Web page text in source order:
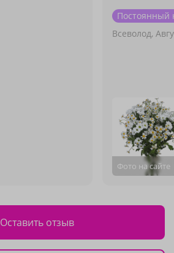
Постоянный
Всеволод,
Фото на сайте
Оставить отзыв